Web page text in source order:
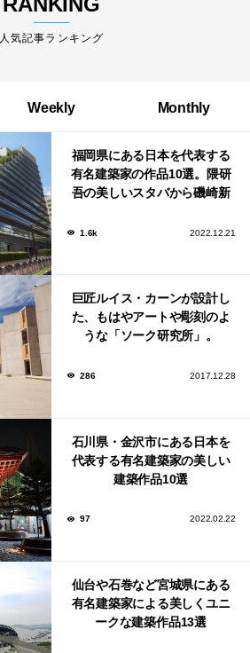
人気記事ランキング
Weekly Monthly
福岡県にある日本を代表する
有名建築家の作品10選。隈研
吾の美しいスタバから磯崎新
1.6k 2022.12.21
巨匠ルイス・カーンが設計し
た、もはやアートや彫刻のよ
うな「ソーク研究所」。
286 2017.12.28
石川県・金沢市にある日本を
代表する有名建築家の美しい
建築作品10選
97 2022.02.22
仙台や石巻など宮城県にある
有名建築家による美しくユニ
ークな建築作品13選